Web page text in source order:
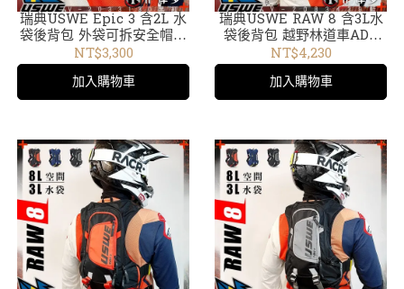
瑞典USWE Epic 3 含2L 水
袋後背包 外袋可拆安全帽袋
包 越野 腳踏車爬山慢跑。黑
紅V-2033130
NT$3,300
加入購物車
瑞典USWE RAW 8 含3L水
袋後背包 越野林道車ADV
外袋可拆輕巧無彈跳水袋包
藍V-2083439
NT$4,230
加入購物車